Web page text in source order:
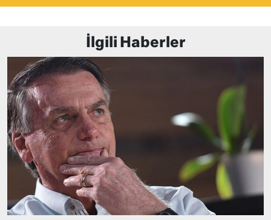
İlgili Haberler